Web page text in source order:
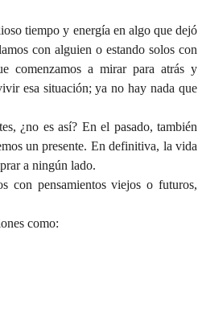
tiempo y energía en algo que dejó
con alguien o estando solos con
comenzamos a mirar para atrás y
esa situación; ya no hay nada que
¿no es así? En el pasado, también
un presente. En definitiva, la vida
a ningún lado.
con pensamientos viejos o futuros,
como: